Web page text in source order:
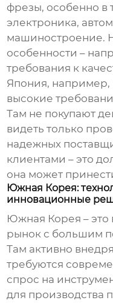
фрезы, особенно в
электроника,
машиностроение.
особенности –
требования к
Япония, например,
высокие
Там не покупают
видеть только
надежных
клиентами – это
она может
Южная Корея:
инновационные
Южная Корея – это
рынок с большим
Там активно
требуются
спрос на
для производства